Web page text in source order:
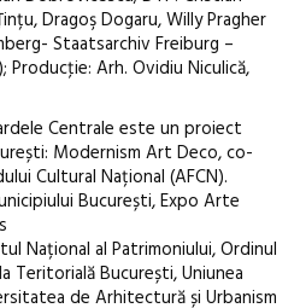
Dragoş Dogaru, Willy Pragher
Staatsarchiv Freiburg –
Arh. Ovidiu Niculică,
Centrale este un proiect
Modernism Art Deco, co-
Cultural Național (AFCN).
București, Expo Arte
Național al Patrimoniului, Ordinul
Teritorială București, Uniunea
de Arhitectură și Urbanism